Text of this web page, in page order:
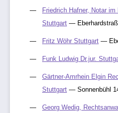
Friedrich Hafner, Notar
Stuttgart —
Fritz Wöhr Stuttgart —
Funk Ludwig Dr.jur.
Gärtner-Amrhein Elgin
Stuttgart — Sonnenbühl
Georg Wedig,